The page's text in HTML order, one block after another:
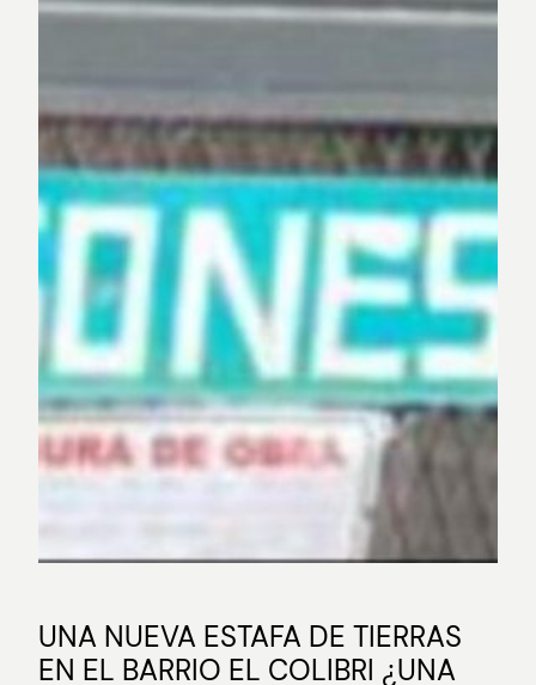
UNA NUEVA ESTAFA DE TIERRAS
EN EL BARRIO EL COLIBRI ¿UNA